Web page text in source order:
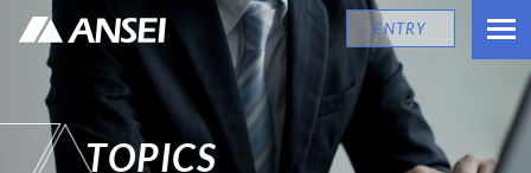
ENTRY
TOPICS